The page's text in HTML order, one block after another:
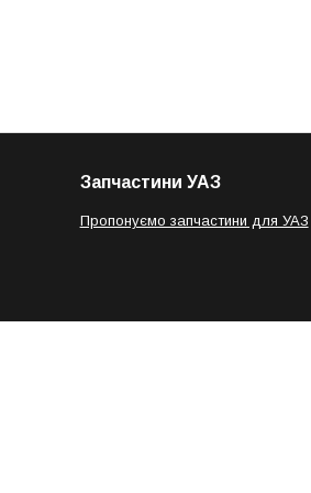
Запчастини УАЗ
Пропонуємо запчастини для УАЗ